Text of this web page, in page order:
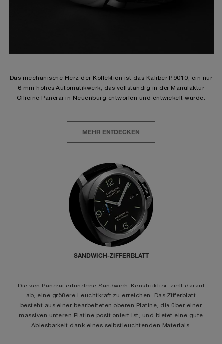
Das mechanische Herz der Kollektion ist das Kaliber P.9010, ein nur
6 mm hohes Automatikwerk, das vollständig in der Manufaktur
Officine Panerai in Neuenburg entworfen und entwickelt wurde.
MEHR ENTDECKEN
SANDWICH-ZIFFERBLATT
Die von Panerai erfundene Sandwich-Konstruktion zielt darauf
ab, eine größere Leuchtkraft zu erreichen. Das Zifferblatt
besteht aus einer bearbeiteten oberen Platine, die über einer
massiven unteren Platine positioniert ist, und bietet eine gute
Ablesbarkeit dank eines selbstleuchtenden Materials.